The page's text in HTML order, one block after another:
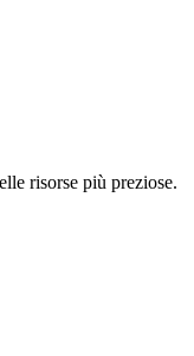
risorse più preziose.